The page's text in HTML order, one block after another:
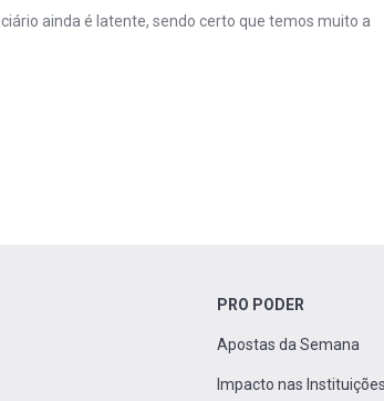
ainda é latente, sendo certo que temos muito a
PRO PODER
Apostas da Semana
Impacto nas Instituições